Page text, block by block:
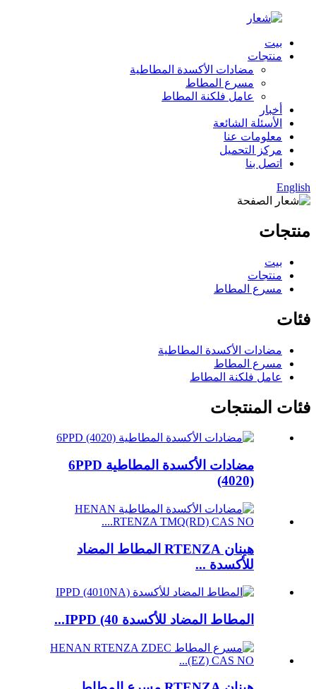
بيت
منتجات
مضادات الأكسدة المطاطية
مسرع المطاط
عامل فلكنة المطاط
أخبار
الأسئلة الشائعة
معلومات عنا
مركز التحميل
اتصل بنا
English
منتجات
بيت
منتجات
مسرع المطاط
فئات
مضادات الأكسدة المطاطية
مسرع المطاط
عامل فلكنة المطاط
فئات المنتجات
مضادات الأكسدة المطاطية 6PPD
(4020)
هينان RTENZA المطاط المضاد
للأكسدة ...
المطاط المضاد للأكسدة IPPD (40...